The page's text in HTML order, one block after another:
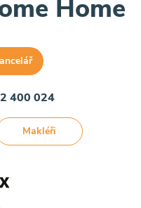
Home
400 024
Makléři